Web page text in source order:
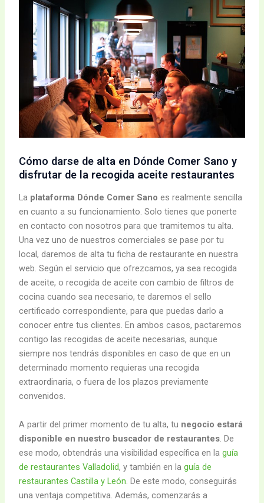
Cómo darse de alta en Dónde Comer Sano y
disfrutar de la recogida aceite restaurantes
La plataforma Dónde Comer Sano es realmente sencilla
en cuanto a su funcionamiento. Solo tienes que ponerte
en contacto con nosotros para que tramitemos tu alta.
Una vez uno de nuestros comerciales se pase por tu
local, daremos de alta tu ficha de restaurante en nuestra
web. Según el servicio que ofrezcamos, ya sea recogida
de aceite, o recogida de aceite con cambio de filtros de
cocina cuando sea necesario, te daremos el sello
certificado correspondiente, para que puedas darlo a
conocer entre tus clientes. En ambos casos, pactaremos
contigo las recogidas de aceite necesarias, aunque
siempre nos tendrás disponibles en caso de que en un
determinado momento requieras una recogida
extraordinaria, o fuera de los plazos previamente
convenidos.
A partir del primer momento de tu alta, tu negocio estará
disponible en nuestro buscador de restaurantes . De
ese modo, obtendrás una visibilidad específica en laguía
de restaurantes Valladolid, y también en laguía de
restaurantes Castilla y León . De este modo, conseguirás
una ventaja competitiva. Además, comenzarás a